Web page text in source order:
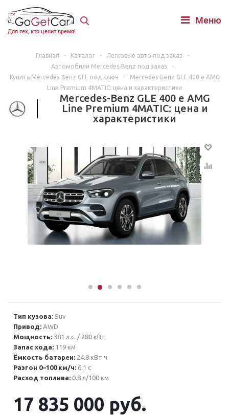
Для тех, кто ценит время!
Меню
Главная - Каталог - Легковые авто под заказ
-
Автомобили Mercedes-Benz под заказ
-
Купить Mercedes-Benz GLE под ключ
-
Mercedes-Benz GLE 400 e AMG
Line Premium 4MATIC: цена и характеристики
Mercedes-Benz GLE 400 e AMG
Line Premium 4MATIC: цена и
характеристики
Тип кузова: Suv
Привод: AWD
Мощность: 381 л.с. / 280 кВт
Запас хода: 119 км
Ёмкость батареи: 24.8 кВт·ч
Разгон 0–100 км/ч: 6.1 с
Расход топлива: 0.8 л/100 км
17 835 000 руб.